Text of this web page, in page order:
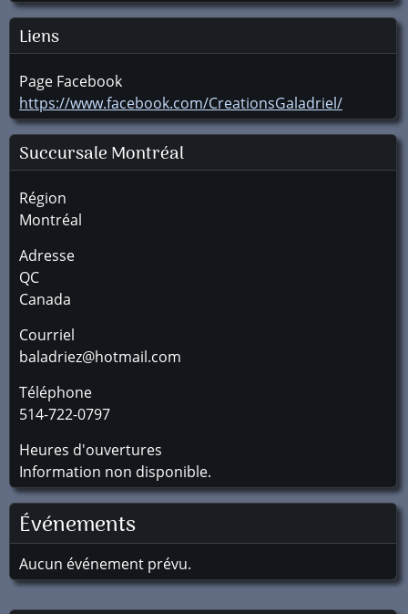
Liens
Page Facebook
https://www.facebook.com/CreationsGaladriel/
SuccursaleMontréal
Région
Montréal
Adresse
QC
Canada
Courriel
baladriez@hotmail.com
Téléphone
514-722-0797
Heures d'ouvertures
Information non disponible.
Événements
Aucun événement prévu.